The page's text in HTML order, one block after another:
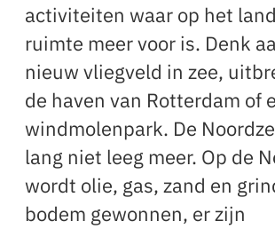
activiteiten waar op het
ruimte meer voor is. Denk
nieuw vliegveld in zee,
de haven van Rotterdam of
windmolenpark. De
lang niet leeg meer. Op de
wordt olie, gas, zand en
bodem gewonnen, er zijn